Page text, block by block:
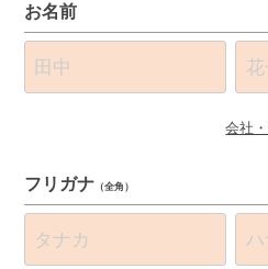
お名前
会社
フリガナ （全角）